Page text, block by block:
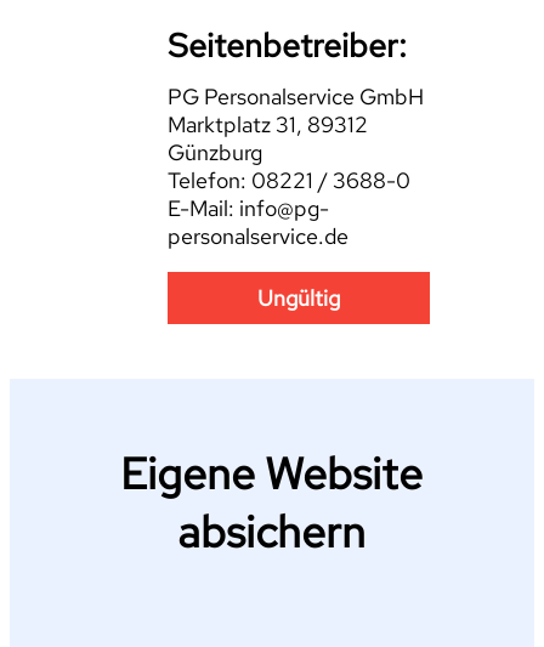
Seitenbetreiber:
PG Personalservice GmbH
Marktplatz 31, 89312
Günzburg
Telefon: 08221 / 3688-0
E-Mail: info@pg-
personalservice.de
Ungültig
Eigene Website
absichern